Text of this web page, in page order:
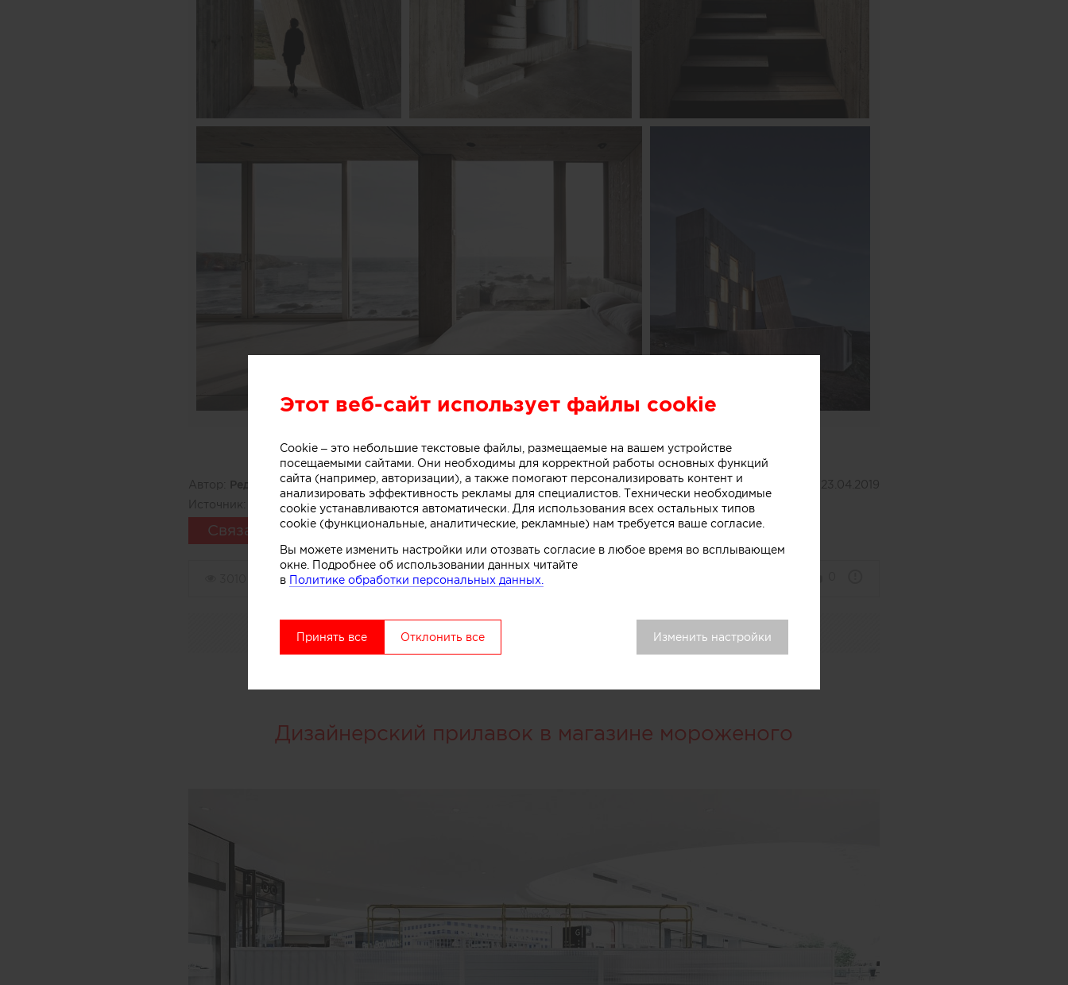
Автор: Редакция Archiprofi Дата публикации:
23.04.2019
Источник:
azuremagazine.com
Связаться
Дизайнерский прилавок в магазине мороженого
Этот веб-сайт использует файлы cookie
Cookie – это небольшие текстовые файлы, размещаемые на вашем устройстве
посещаемыми сайтами. Они необходимы для корректной работы основных функций
сайта (например, авторизации), а также помогают персонализировать контент и
анализировать эффективность рекламы для специалистов. Технически необходимые
cookie устанавливаются автоматически. Для использования всех остальных типов
cookie (функциональные, аналитические, рекламные) нам требуется ваше согласие.
Вы можете изменить настройки или отозвать согласие в любое время во всплывающем
окне. Подробнее об использовании данных читайте
в Политике обработки персональных данных.
Принять все Отклонить все Изменить настройки